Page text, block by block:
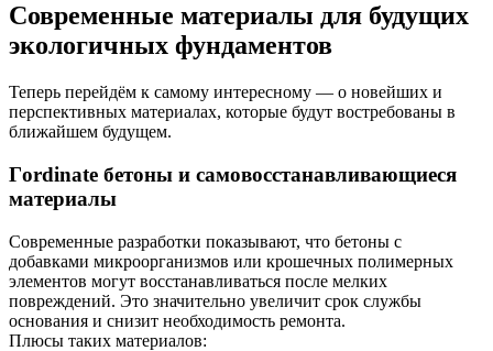
Современные материалы для будущих
экологичных фундаментов
Теперь перейдём к самому интересному — о новейших и
перспективных материалах, которые будут востребованы в
ближайшем будущем.
Гordinate бетоны и самовосстанавливающиеся
материалы
Современные разработки показывают, что бетоны с
добавками микроорганизмов или крошечных полимерных
элементов могут восстанавливаться после мелких
повреждений. Это значительно увеличит срок службы
основания и снизит необходимость ремонта.
Плюсы таких материалов: